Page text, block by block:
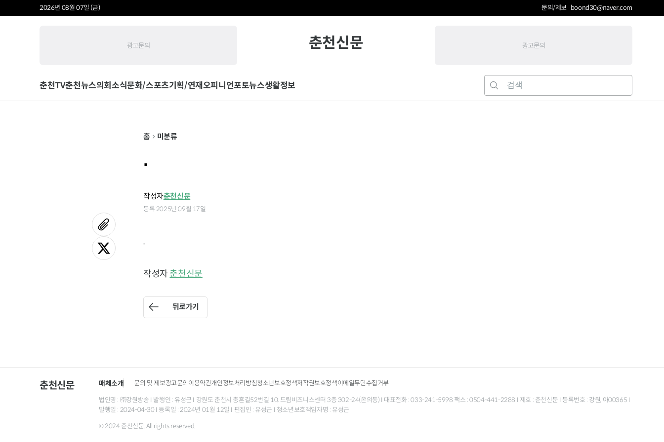
2026년 08월 07일 (금) 문의/제보 boond30@naver.com
광고문의 춘천신문 광고문의
춘천TV춘천뉴스의회소식문화/스포츠기획/연재오피니언포토뉴스생활정보
홈 미분류
.
작성자춘천신문
등록 2025년 09월 17일
.
작성자 춘천신문
뒤로가기
춘천신문 매체소개 문의 및 제보광고문의이용약관개인정보처리방침청소년보호정책저작권보호정책이메일무단수집거부
법인명 : ㈜강원방송 I 발행인 : 유성근 I 강원도 춘천시 충혼길52번길 10, 드림비즈니스센터 3층 302-24(온의동) I 대표전화 : 033-241-5998 팩스 : 0504-441-2288 I 제호 : 춘천신문 I 등록번호 : 강원, 아00365 I
발행일 : 2024-04-30 I 등록일 : 2024년 01월 12일 I 편집인 : 유성근 I 청소년보호책임자명 : 유성근
© 2024 춘천신문. All rights reserved.